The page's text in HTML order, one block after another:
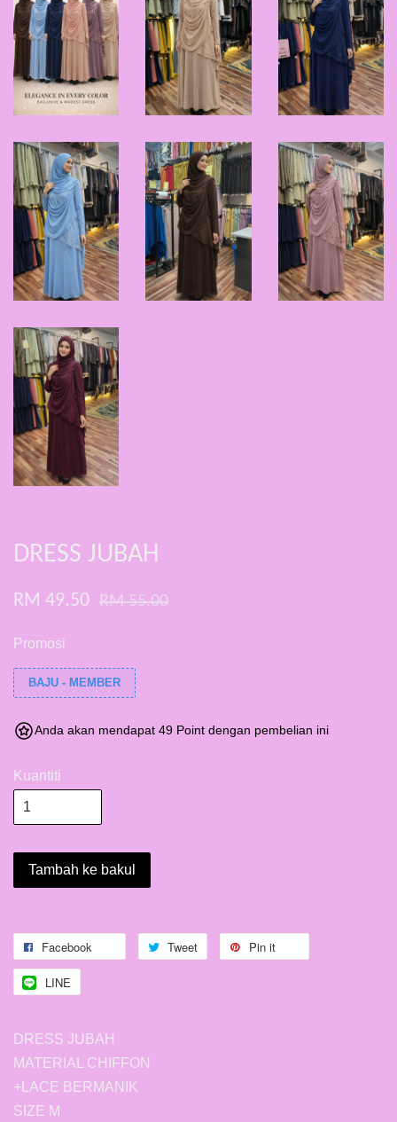
DRESS JUBAH
RM 49.50 RM 55.00
Promosi
BAJU - MEMBER
Anda akan mendapat 49 Point dengan pembelian ini
Kuantiti
Tambah ke bakul
Facebook Tweet Pin it
LINE
DRESS JUBAH
MATERIAL CHIFFON
+LACE BERMANIK
SIZE M